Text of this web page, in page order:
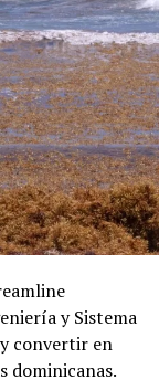
y Sistema
convertir en
dominicanas.